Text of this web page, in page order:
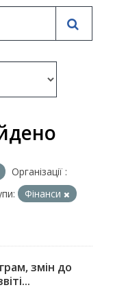
Організації :
Фінанси
змін до